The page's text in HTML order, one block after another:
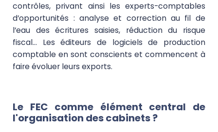
contrôles, privant ainsi les experts-comptables
d’opportunités : analyse et correction au fil de
l’eau des écritures saisies, réduction du risque
fiscal… Les éditeurs de logiciels de production
comptable en sont conscients et commencent à
faire évoluer leurs exports.
Le FEC comme élément central de
l'organisation des cabinets ?